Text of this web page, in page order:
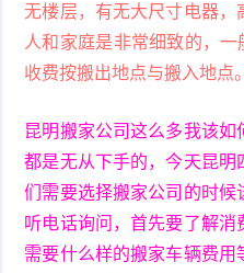
无楼层，有无大尺寸电器
人和家庭是非常细致的，
收费按搬出地点与搬入地点。
昆明搬家公司这么多我该
都是无从下手的，今天昆
们需要选择搬家公司的时
听电话询问，首先要了解
需要什么样的搬家车辆费